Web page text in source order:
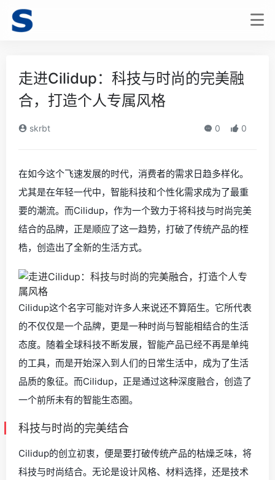
走进Cilidup：科技与时尚的完美融
合，打造个人专属风格
skrbt 0 0
在如今这个飞速发展的时代，消费者的需求日趋多样化。
尤其是在年轻一代中，智能科技和个性化需求成为了最重
要的潮流。而Cilidup，作为一个致力于将科技与时尚完美
结合的品牌，正是顺应了这一趋势，打破了传统产品的桎
梏，创造出了全新的生活方式。
Cilidup这个名字可能对许多人来说还不算陌生。它所代表
的不仅仅是一个品牌，更是一种时尚与智能相结合的生活
态度。随着全球科技不断发展，智能产品已经不再是单纯
的工具，而是开始深入到人们的日常生活中，成为了生活
品质的象征。而Cilidup，正是通过这种深度融合，创造了
一个前所未有的智能生态圈。
科技与时尚的完美结合
Cilidup的创立初衷，便是要打破传统产品的枯燥乏味，将
科技与时尚结合。无论是设计风格、材料选择，还是技术